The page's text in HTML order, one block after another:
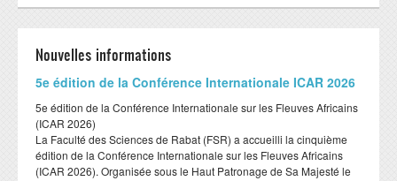
Cooperation nationale
DEPARTEMENTS
Département BIOLOGIE
Département CHIMIE
Département GEOLOGIE
CONTACT
Nouvelles informations
​5e édition de la Conférence Internationale ICAR 2026
​5e édition de la Conférence Internationale sur les Fleuves Africains
(ICAR 2026)
​La Faculté des Sciences de Rabat (FSR) a accueilli la cinquième
édition de la Conférence Internationale sur les Fleuves Africains
(ICAR 2026). Organisée sous le Haut Patronage de Sa Majesté le